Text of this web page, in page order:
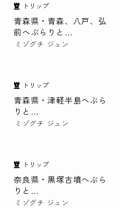
トリップ
青森県・青森、八戸、弘
前へぶらりと…
ミゾグチ ジュン
トリップ
青森県・津軽半島へぶら
りと…
ミゾグチ ジュン
トリップ
奈良県・黒塚古墳へぶら
りと…
ミゾグチ ジュン